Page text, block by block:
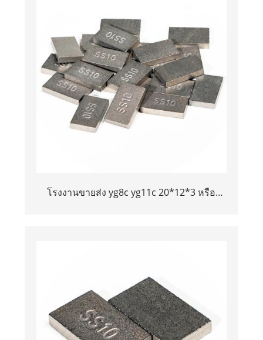
โรงงานขายส่ง yg8c yg11c 20*12*3 หรือ